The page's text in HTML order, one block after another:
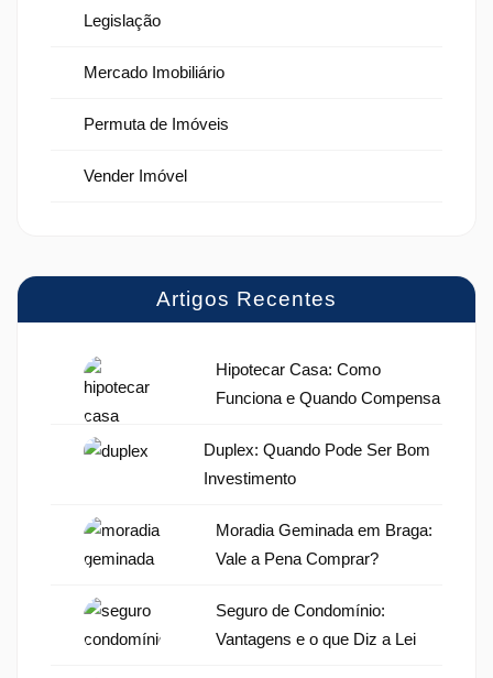
Legislação
Mercado Imobiliário
Permuta de Imóveis
Vender Imóvel
Artigos Recentes
Hipotecar Casa: Como
Funciona e Quando Compensa
Duplex: Quando Pode Ser Bom
Investimento
Moradia Geminada em Braga:
Vale a Pena Comprar?
Seguro de Condomínio:
Vantagens e o que Diz a Lei